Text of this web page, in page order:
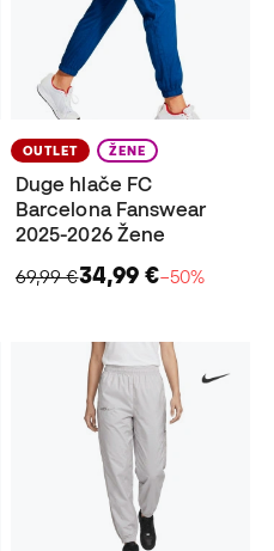
OUTLET ŽENE
Duge hlače FC
Barcelona Fanswear
2025-2026 Žene
69,99 €34,99 €−50%